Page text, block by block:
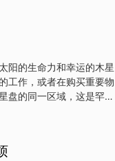
阳的生命力和幸运的木星
工作，或者在购买重要物
盘的同一区域，这是罕见
在占星术中，像今天这
乐的地方。人际关系可